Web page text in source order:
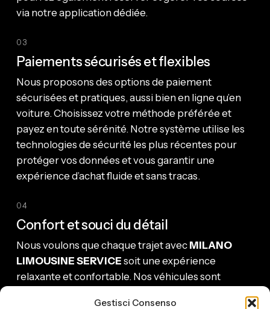
Gestisci Consenso
via notre application dédiée.
03
Paiements sécurisés et flexibles
Nous proposons des options de paiement
sécurisées et pratiques, aussi bien en ligne qu’en
voiture. Choisissez votre méthode préférée et
payez en toute sérénité. Notre système utilise les
technologies de sécurité les plus récentes pour
protéger vos données et vous garantir une
expérience d’achat fluide et sans tracas.
04
Confort et souci du détail
Nous voulons que chaque trajet avec MILANO
LIMOUSINE SERVICE soit une expérience
relaxante et confortable. Nos véhicules sont